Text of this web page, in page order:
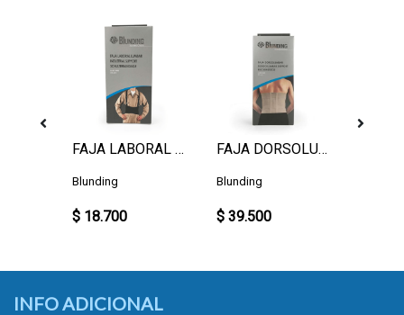
FAJA LABORAL BLUNDING M
Blunding
$ 18.700
FAJA DORSOLUMBAR BLUNDING M
Blunding
$ 39.500
INFO ADICIONAL